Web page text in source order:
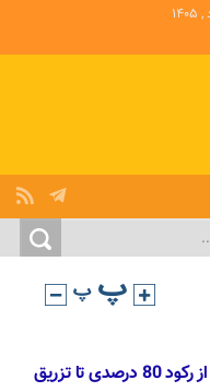
عبور اصناف تبریز از موج جنگ رمضان؛ از رکود 80 درصدی تا تزریق